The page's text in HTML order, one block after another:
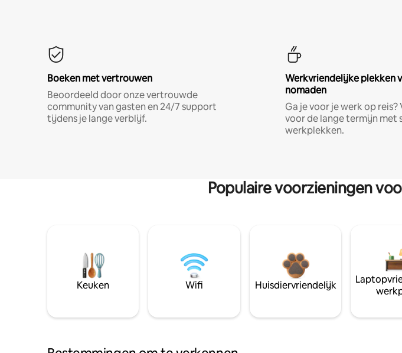
Boeken met vertrouwen
Beoordeeld door onze vertrouwde
community van gasten en 24/7 support
tijdens je lange verblijf.
Werkvriendelijke plekken
nomaden
Ga je voor je werk op
voor de lange termijn met
werkplekken.
Populaire voorzieningen
Keuken Wifi Huisdiervriendelijk